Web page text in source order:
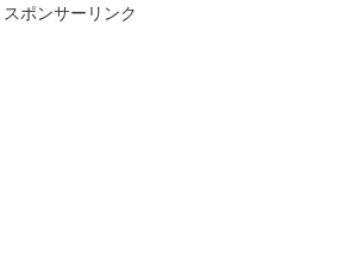
スポンサーリンク